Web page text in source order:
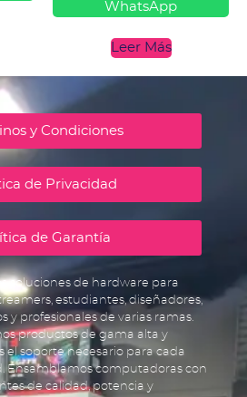
WhatsApp
Leer Más
y Condiciones
de Privacidad
de Garantía
soluciones de hardware para
estudiantes, diseñadores,
y profesionales de varias ramas.
productos de gama alta y
el soporte necesario para cada
Ensamblamos computadoras con
de calidad, potencia y